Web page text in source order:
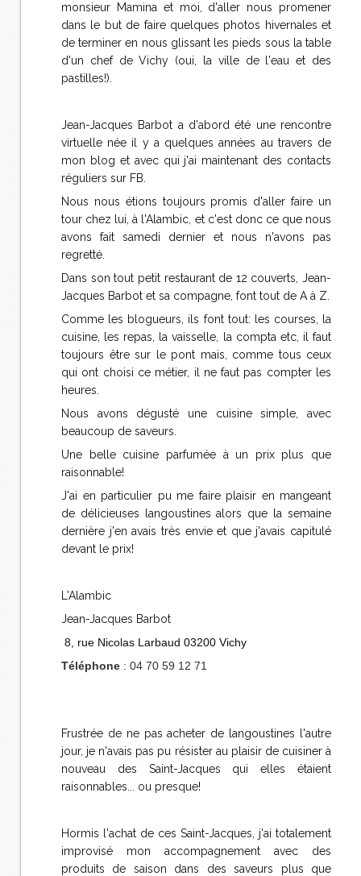
monsieur Mamina et moi, d'aller nous promener
dans le but de faire quelques photos hivernales et
de terminer en nous glissant les pieds sous la table
d'un chef de Vichy (oui, la ville de l'eau et des
pastilles!).
Jean-Jacques Barbot a d'abord été une rencontre
virtuelle née il y a quelques années au travers de
mon blog et avec qui j'ai maintenant des contacts
réguliers sur FB.
Nous nous étions toujours promis d'aller faire un
tour chez lui, à l'Alambic, et c'est donc ce que nous
avons fait samedi dernier et nous n'avons pas
regretté.
Dans son tout petit restaurant de 12 couverts, Jean-
Jacques Barbot et sa compagne, font tout de A à Z.
Comme les blogueurs, ils font tout: les courses, la
cuisine, les repas, la vaisselle, la compta etc, il faut
toujours être sur le pont mais, comme tous ceux
qui ont choisi ce métier, il ne faut pas compter les
heures.
Nous avons dégusté une cuisine simple, avec
beaucoup de saveurs.
Une belle cuisine parfumée à un prix plus que
raisonnable!
J'ai en particulier pu me faire plaisir en mangeant
de délicieuses langoustines alors que la semaine
dernière j'en avais très envie et que j'avais capitulé
devant le prix!
L'Alambic
Jean-Jacques Barbot
8, rue Nicolas Larbaud 03200 Vichy
Téléphone : 04 70 59 12 71
Frustrée de ne pas acheter de langoustines l'autre
jour, je n'avais pas pu résister au plaisir de cuisiner à
nouveau des Saint-Jacques qui elles étaient
raisonnables... ou presque!
Hormis l'achat de ces Saint-Jacques, j'ai totalement
improvisé mon accompagnement avec des
produits de saison dans des saveurs plus que